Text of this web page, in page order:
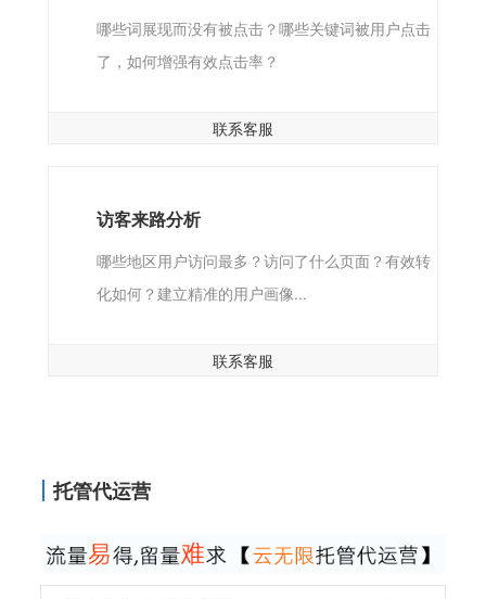
哪些词展现而没有被点击？哪些关键词被用户点击
了，如何增强有效点击率？
联系客服
访客来路分析
哪些地区用户访问最多？访问了什么页面？有效转
化如何？建立精准的用户画像...
联系客服
托管代运营